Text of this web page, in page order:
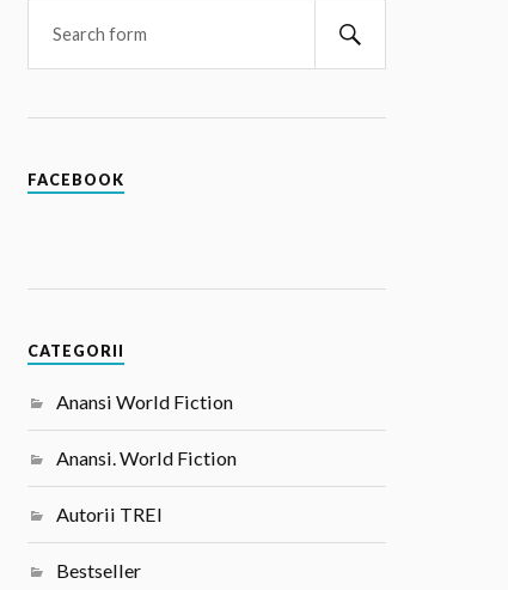
FACEBOOK
CATEGORII
Anansi World Fiction
Anansi. World Fiction
Autorii TREI
Bestseller